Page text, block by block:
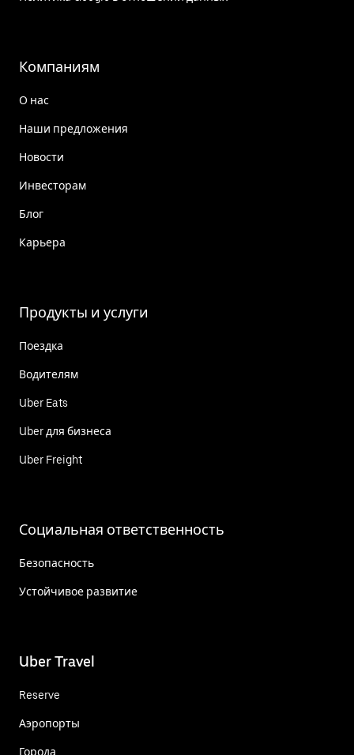
Компаниям
О нас
Наши предложения
Новости
Инвесторам
Блог
Карьера
Продукты и услуги
Поездка
Водителям
Uber Eats
Uber для бизнеса
Uber Freight
Социальная ответственность
Безопасность
Устойчивое развитие
Uber Travel
Reserve
Аэропорты
Города